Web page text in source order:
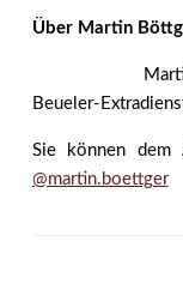
Über Martin
Beueler-
Sie können dem
@martin.boettger